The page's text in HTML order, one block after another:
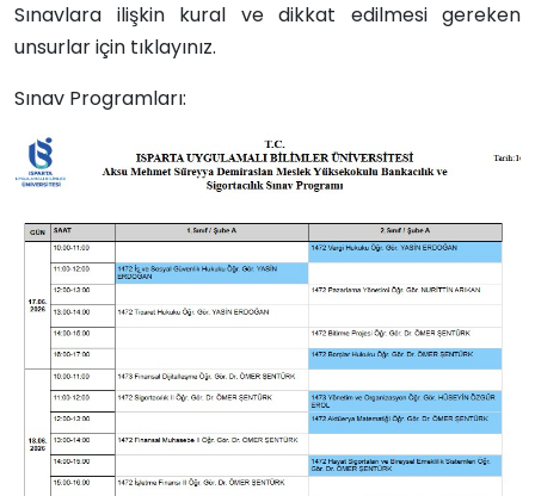
Sınavlara ilişkin kural ve dikkat edilmesi gereken
unsurlar için tıklayınız.
Sınav Programları: